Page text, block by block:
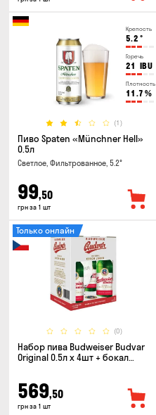
Крепость
5.2 °
Горечь
21 IBU
Плотность
11.7 %
(1)
Пиво Spaten «Münchner Hell»
0.5л
Светлое, Фильтрованное, 5.2°
99,50
грн за 1 шт
(0)
Только онлайн
Набор пива Budweiser Budvar
Original 0.5л х 4шт + бокал
569,50
грн за 1 шт